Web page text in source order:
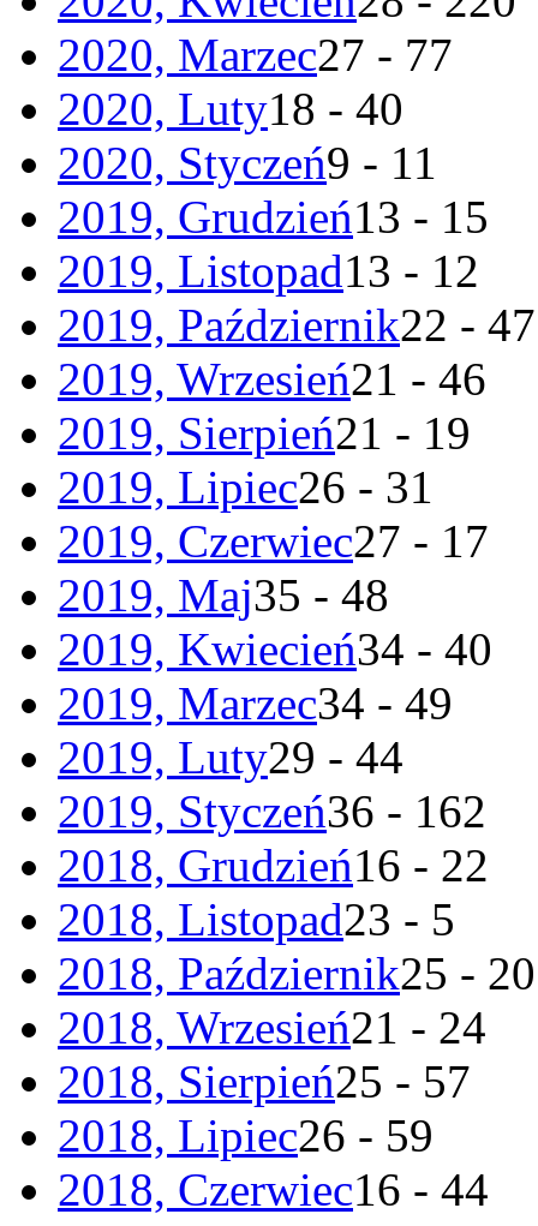
2020, Marzec27 - 77
2020, Luty18 - 40
2020, Styczeń9 - 11
2019, Grudzień13 - 15
2019, Listopad13 - 12
2019, Październik22 - 47
2019, Wrzesień21 - 46
2019, Sierpień21 - 19
2019, Lipiec26 - 31
2019, Czerwiec27 - 17
2019, Maj35 - 48
2019, Kwiecień34 - 40
2019, Marzec34 - 49
2019, Luty29 - 44
2019, Styczeń36 - 162
2018, Grudzień16 - 22
2018, Listopad23 - 5
2018, Październik25 - 20
2018, Wrzesień21 - 24
2018, Sierpień25 - 57
2018, Lipiec26 - 59
2018, Czerwiec16 - 44